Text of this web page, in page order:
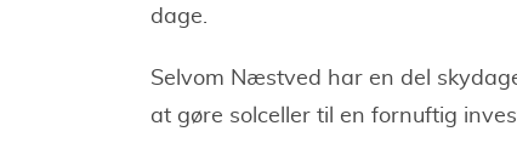
dage.
Selvom Næstved har en del
at gøre solceller til en fornuftig